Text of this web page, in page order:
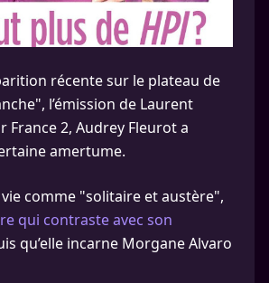
récente sur le plateau de
l’émission de Laurent
France 2, Audrey Fleurot a
amertume.
vie comme "solitaire et austère",
qui contraste avec son
qu’elle incarne Morgane Alvaro